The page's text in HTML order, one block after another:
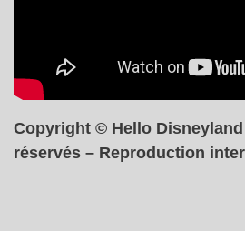
Copyright © Hello
réservés – Reproduction